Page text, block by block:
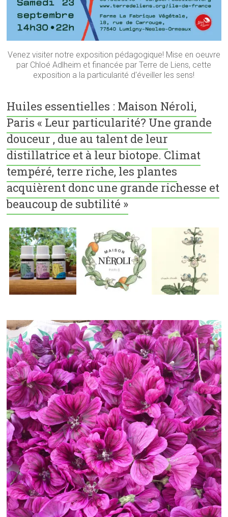
Venez visiter notre exposition pédagogique! Mise en oeuvre
par Chloé Adlheim et financée par Terre de Liens, cette
exposition a la particularité d'éveiller les sens!
Huiles essentielles : Maison Néroli,
Paris « Leur particularité? Une grande
douceur , due au talent de leur
distillatrice et à leur biotope. Climat
tempéré, terre riche, les plantes
acquièrent donc une grande richesse et
beaucoup de subtilité »